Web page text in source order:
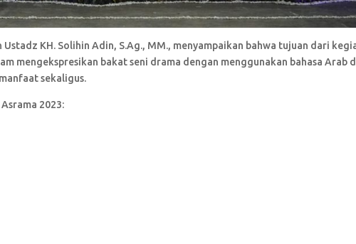
KH. Solihin Adin, S.Ag., MM., menyampaikan bahwa tujuan dari
mengekspresikan bakat seni drama dengan menggunakan bahasa Arab
sekaligus.
2023: